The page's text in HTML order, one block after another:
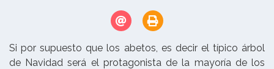
Si por supuesto que los abetos, es decir el típico árbol
de Navidad será el protagonista de la mayoría de los